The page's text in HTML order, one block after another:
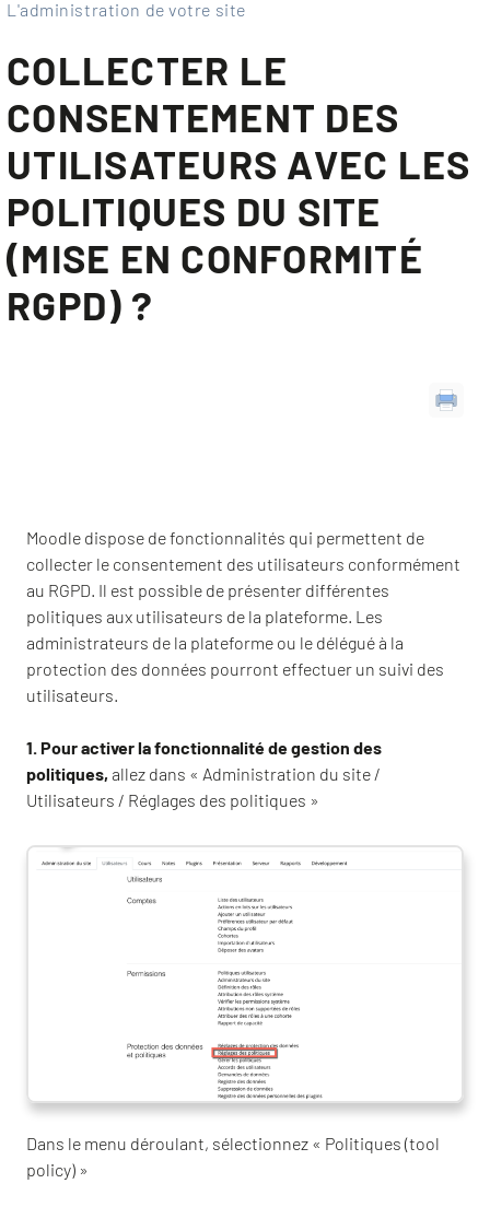
L'administration de votre site
COLLECTER LE
CONSENTEMENT DES
UTILISATEURS AVEC LES
POLITIQUES DU SITE
(MISE EN CONFORMITÉ
RGPD) ?
Moodle dispose de fonctionnalités qui permettent de
collecter le consentement des utilisateurs conformément
au RGPD. Il est possible de présenter différentes
politiques aux utilisateurs de la plateforme. Les
administrateurs de la plateforme ou le délégué à la
protection des données pourront effectuer un suivi des
utilisateurs.
1. Pour activer la fonctionnalité de gestion des
politiques, allez dans « Administration du site /
Utilisateurs / Réglages des politiques »
Dans le menu déroulant, sélectionnez « Politiques (tool
policy) »